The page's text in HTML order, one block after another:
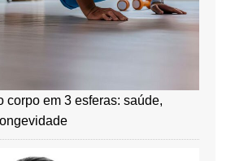
corpo em 3 esferas: saúde,